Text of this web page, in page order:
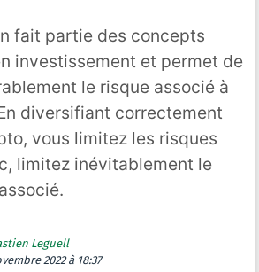
fait partie des concepts
investissement et permet de
le risque associé à
diversifiant correctement
vous limitez les risques
limitez inévitablement le
Leguell
2022 à 18:37